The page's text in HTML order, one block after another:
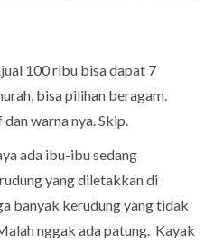
100 ribu bisa dapat 7
bisa pilihan beragam.
warna nya. Skip.
ada ibu-ibu sedang
yang diletakkan di
banyak kerudung yang tidak
nggak ada patung. Kayak